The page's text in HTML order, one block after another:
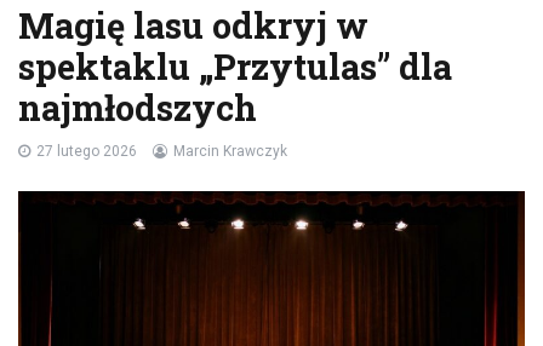
Magię lasu odkryj w
spektaklu „Przytulas” dla
najmłodszych
27 lutego 2026 Marcin Krawczyk